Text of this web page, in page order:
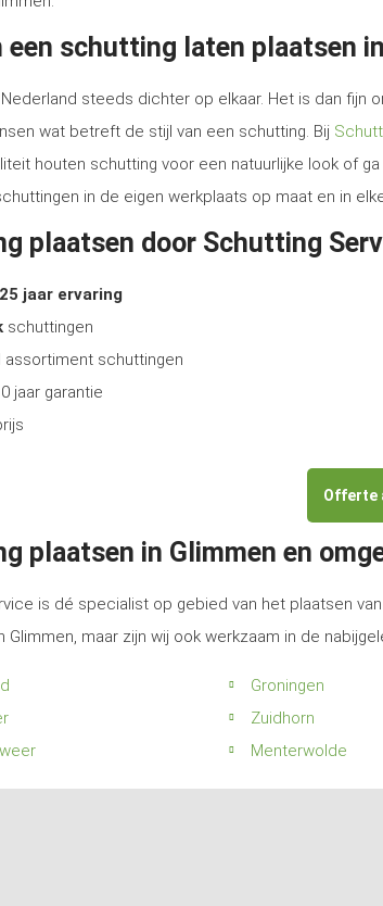
een schutting laten plaatsen
steeds dichter op elkaar. Het is dan fijn
wat betreft de stijl van een schutting. Bij
houten schutting voor een natuurlijke look of
in de eigen werkplaats op maat en in
plaatsen door Schutting
25 jaar ervaring
schuttingen
assortiment schuttingen
jaar garantie
Offerte
plaatsen in Glimmen en
is dé specialist op gebied van het plaatsen
Glimmen, maar zijn wij ook werkzaam in de
Groningen
Zuidhorn
Menterwolde